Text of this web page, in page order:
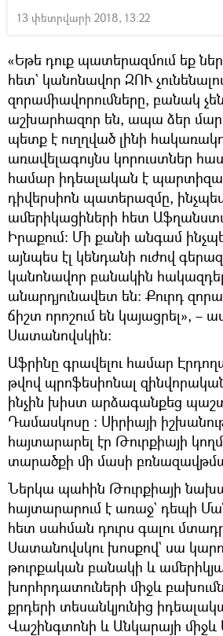
13 փետրվարի 2018, 13:22
«Եթե դուք պատերազմում եք
հետ` կանոնավոր ԶՈՒ
զորամիավորումները, բանակ
աշխարհազոր են, ապա ձեր
պետք է ուղղված լինի
առավելագույնս կորուստներ
համար իդեալական է
դիվերսիոն պատերազմը, ինչպես
ամերիկացիների հետ
Իրաքում։ Մի քանի անգամ
այնպես էլ կենդանի ուժով
կանոնավոր բանակին
անարդյունավետ են։ Քուրդ
ճիշտ որոշում են կայացրել», –
Սատանովսկին։
Աֆրինը գրավելու համար
թվով պրոֆեսիոնալ
ինչին խիստ արձագանքեց
Դամասկոսը ։ Սիրիայի
հայտարարել էր Թուրքիայի
տարածքի մի մասի
Ներկա պահին Թուրքիայի
հայտարարում է առաջ` դեպի
հետ սահման դուրս գալու
Սատանովսկու խոսքով` սա
թուրքական բանակի և
խորհրդատուների միջև
քրդերի տեսանկյունից
Վաշինգտոնի և Անկարայի միջև